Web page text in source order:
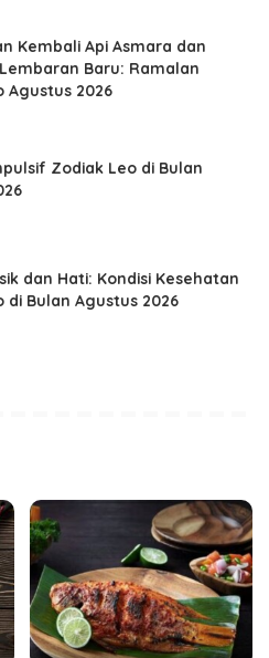
Kembali Api Asmara dan
Baru: Ramalan
Agustus 2026
Zodiak Leo di Bulan
dan Hati: Kondisi Kesehatan
di Bulan Agustus 2026